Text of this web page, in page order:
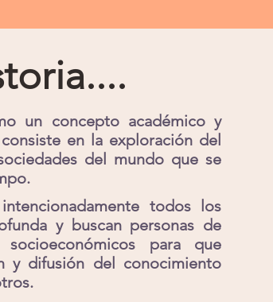
un concepto académico y
en la exploración del
del mundo que se
todos los
y buscan personas de
para que
y difusión del conocimiento